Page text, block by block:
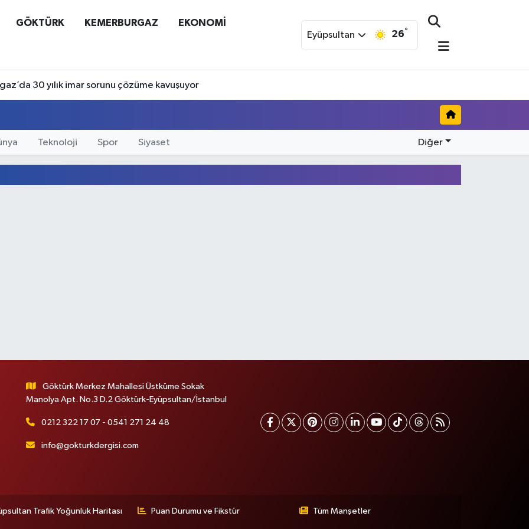
GÖKTÜRK KEMERBURGAZ EKONOMİ
Eyüpsultan 26°
30 yılık imar sorunu çözüme kavuşuyor
Teknoloji Spor Siyaset Diğer
Göktürk Merkez Mahallesi Üstküme Sokak
Manolya Apt. No.3 D.2 Göktürk-Eyüpsultan/İstanbul
0212 322 17 07 - 0541 271 24 48
info@gokturkdergisi.com
Trafik Yoğunluk Haritası Puan Durumu ve Fikstür Tüm Manşetler